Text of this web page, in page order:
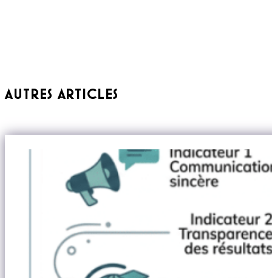
AUTRES ARTICLES